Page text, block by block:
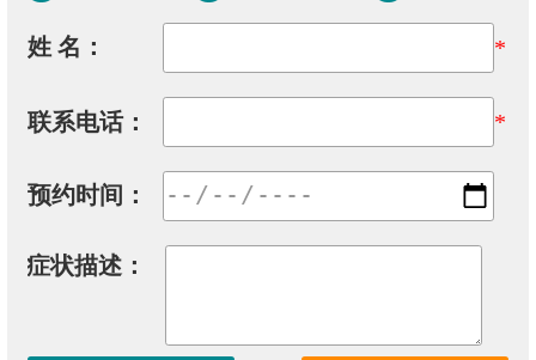
姓 名： *
联系电话： *
预约时间：
症状描述：